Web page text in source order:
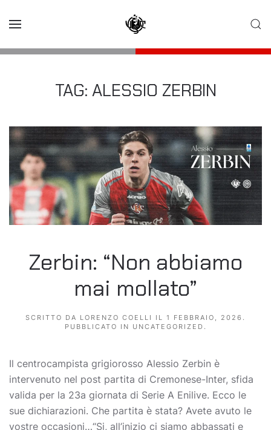
TAG: ALESSIO ZERBIN
Zerbin: “Non abbiamo
mai mollato”
SCRITTO DA LORENZO COELLI IL 1 FEBBRAIO, 2026 .
PUBBLICATO IN UNCATEGORIZED .
Il centrocampista grigiorosso Alessio Zerbin è
intervenuto nel post partita di Cremonese-Inter, sfida
valida per la 23a giornata di Serie A Enilive. Ecco le
sue dichiarazioni. Che partita è stata? Avete avuto le
vostre occasioni…“Si, all’inizio ci siamo abbassati e